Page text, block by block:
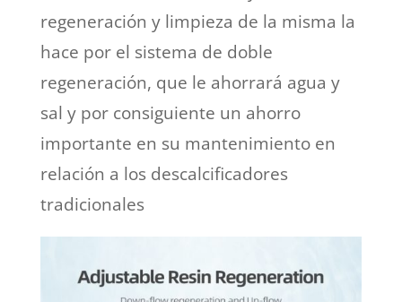
regeneración y limpieza de la misma la
hace por el sistema de doble
regeneración, que le ahorrará agua y
sal y por consiguiente un ahorro
importante en su mantenimiento en
relación a los descalcificadores
tradicionales